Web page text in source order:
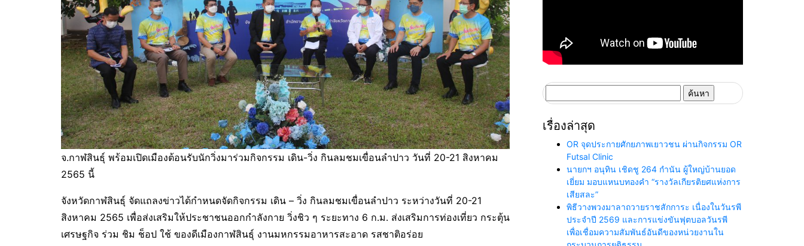
จ.กาฬสินธุ์ พร้อมเปิดเมืองต้อนรับนักวิ่งมาร่วมกิจกรรม เดิน-วิ่ง กินลมชมเขื่อนลำปาว วันที่ 20-21 สิงหาคม
2565 นี้
จังหวัดกาฬสินธุ์ จัดแถลงข่าวได้กำหนดจัดกิจกรรม เดิน – วิ่ง กินลมชมเขื่อนลำปาว ระหว่างวันที่ 20-21
สิงหาคม 2565 เพื่อส่งเสริมให้ประชาชนออกกำลังกาย วิ่งชิว ๆ ระยะทาง 6 ก.ม. ส่งเสริมการท่องเที่ยว กระตุ้น
เศรษฐกิจ ร่วม ชิม ช็อป ใช้ ของดีเมืองกาฬสินธุ์ งานมหกรรมอาหารสะอาด รสชาติอร่อย
สำหรับ:
เรื่องล่าสุด
OR จุดประกายศักยภาพเยาวชน ผ่านกิจกรรม OR
Futsal Clinic
นายกฯ อนุทิน เชิดชู 264 กำนัน ผู้ใหญ่บ้านยอด
เยี่ยม มอบแหนบทองคำ “รางวัลเกียรติยศแห่งการ
เสียสละ”
พิธีวางพวงมาลาถวายราชสักการะ เนื่องในวันรพี
ประจำปี 2569 และการแข่งขันฟุตบอลวันรพี
เพื่อเชื่อมความสัมพันธ์อันดีของหน่วยงานใน